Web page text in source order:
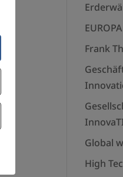
EUROPA
Frank
Global
High